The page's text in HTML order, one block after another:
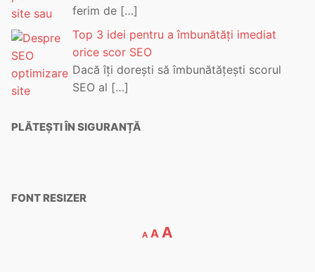
ferim de […]
Top 3 idei pentru a îmbunătăți imediat
orice scor SEO
Dacă îți dorești să îmbunătățești scorul
SEO al […]
PLĂTEȘTI ÎN SIGURANȚĂ
FONT RESIZER
A A A